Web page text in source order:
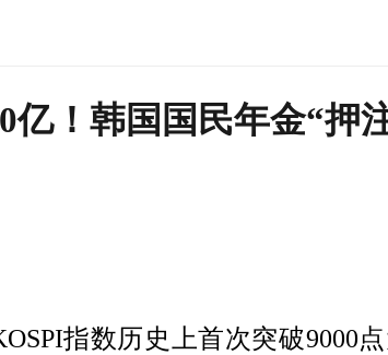
亿！韩国国民年金“押
指数历史上首次突破9000